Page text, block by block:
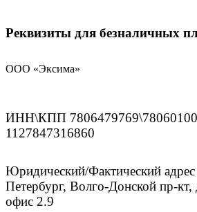
Реквизиты для безналичных
ООО «Эксима»
ИНН\КПП
1127847316860
Юридический/Фактический
Петербург, Волго-Донской пр-
офис 2.9